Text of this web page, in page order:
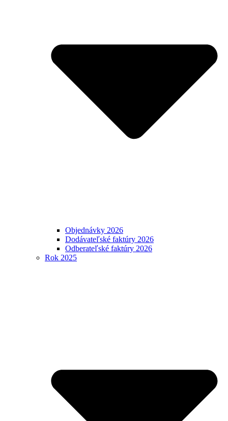
Objednávky 2026
Dodávateľské faktúry 2026
Odberateľské faktúry 2026
Rok 2025